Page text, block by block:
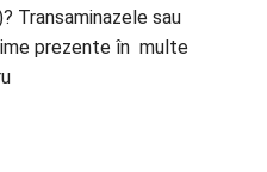
Transaminazele sau
prezente în multe